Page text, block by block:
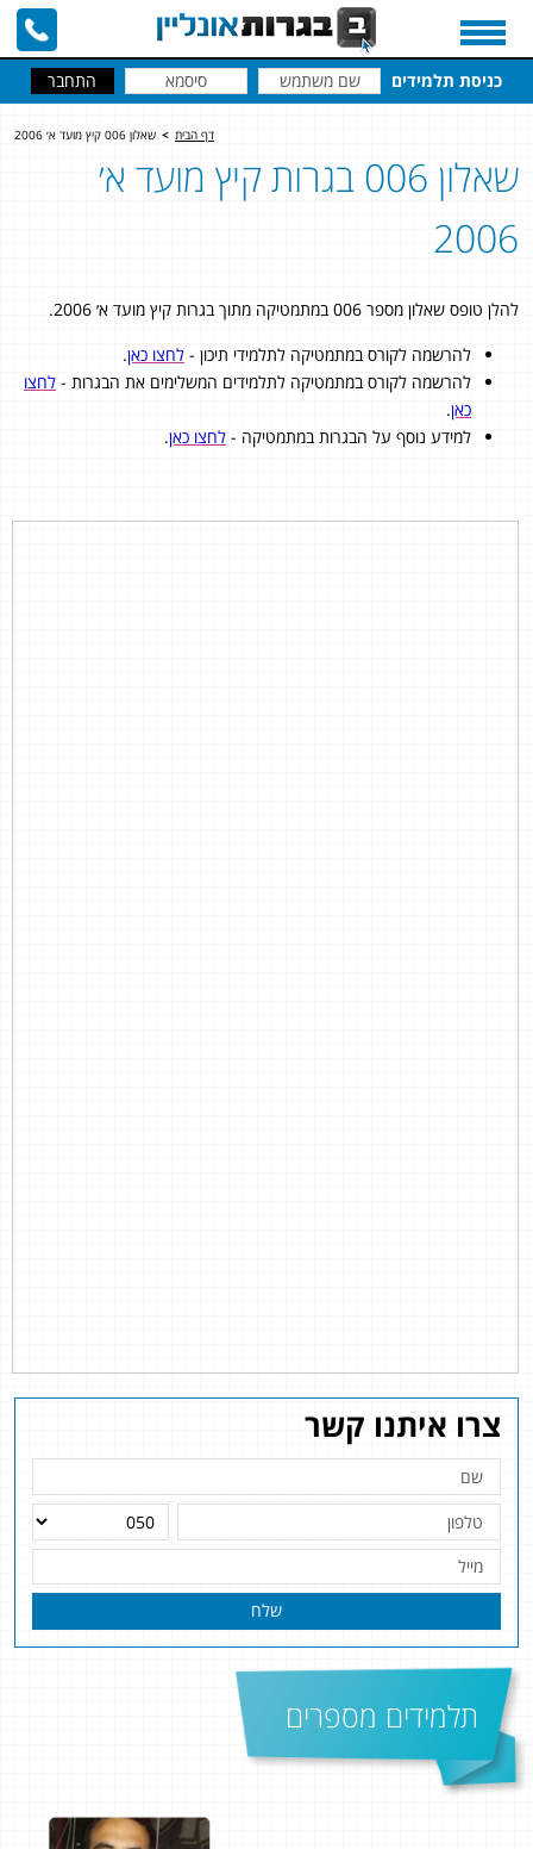
כניסת תלמידים
צרו איתנו קשר
שלח
תלמידים מספרים
דף הבית > שאלון 006 קיץ מועד א׳ 2006
שאלון 006 בגרות קיץ מועד א׳
2006
להלן טופס שאלון מספר 006 במתמטיקה מתוך בגרות קיץ מועד א׳ 2006.
להרשמה לקורס במתמטיקה לתלמידי תיכון - לחצו כאן.
להרשמה לקורס במתמטיקה לתלמידים המשלימים את הבגרות - לחצו
כאן.
למידע נוסף על הבגרות במתמטיקה - לחצו כאן.